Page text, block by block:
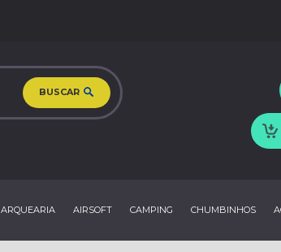
BUSCAR
ARQUEARIA AIRSOFT CAMPING CHUMBINHOS